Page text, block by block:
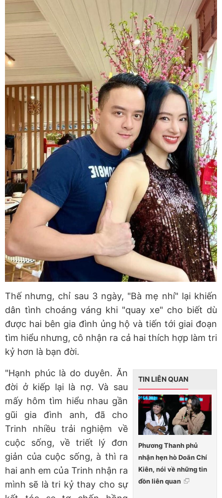
Thế nhưng, chỉ sau 3 ngày, "Bà mẹ nhí" lại khiến
dân tình choáng váng khi "quay xe" cho biết dù
được hai bên gia đình ủng hộ và tiến tới giai đoạn
tìm hiểu nhưng, cô nhận ra cả hai thích hợp làm tri
kỷ hơn là bạn đời.
TIN LIÊN QUAN
Phương Thanh phủ
nhận hẹn hò Doãn Chí
Kiên, nói về những tin
đồn liên quan
"Hạnh phúc là do duyên. Ăn
đời ở kiếp lại là nợ. Và sau
mấy hôm tìm hiểu nhau gần
gũi gia đình anh, đã cho
Trinh nhiều trải nghiệm về
cuộc sống, về triết lý đơn
giản của cuộc sống, à thì ra
hai anh em của Trinh nhận ra
mình sẽ là tri kỷ thay cho sự